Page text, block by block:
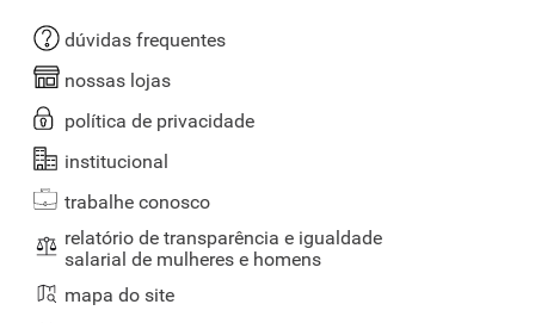
dúvidas frequentes
nossas lojas
política de privacidade
institucional
trabalhe conosco
relatório de transparência e igualdade
salarial de mulheres e homens
mapa do site